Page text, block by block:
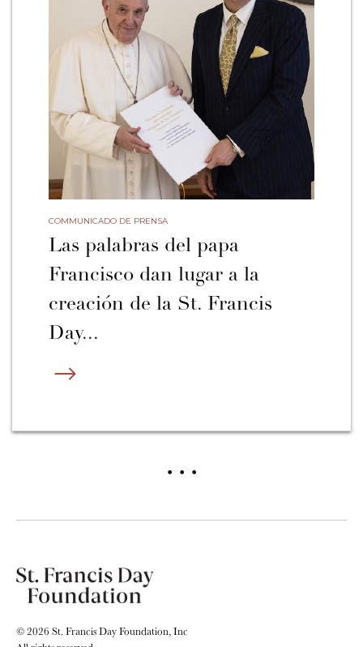
COMMUNICADO DE PRENSA
Las palabras del papa
Francisco dan lugar a la
creación de la St. Francis
Day...
…
© 2026 St. Francis Day Foundation, Inc